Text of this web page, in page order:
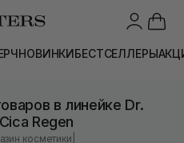
НОВИНКИБЕСТСЕЛЛЕРЫ
в линейке Dr.
Regen
косметики